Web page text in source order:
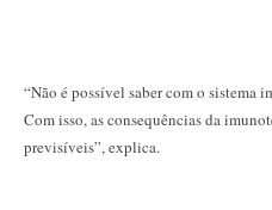
“Não é possível saber com o sistema
Com isso, as consequências da
previsíveis”, explica.